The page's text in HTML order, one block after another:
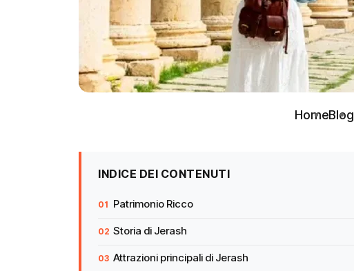
HomeBlog
INDICE DEI CONTENUTI
Patrimonio Ricco
Storia di Jerash
Attrazioni principali di Jerash